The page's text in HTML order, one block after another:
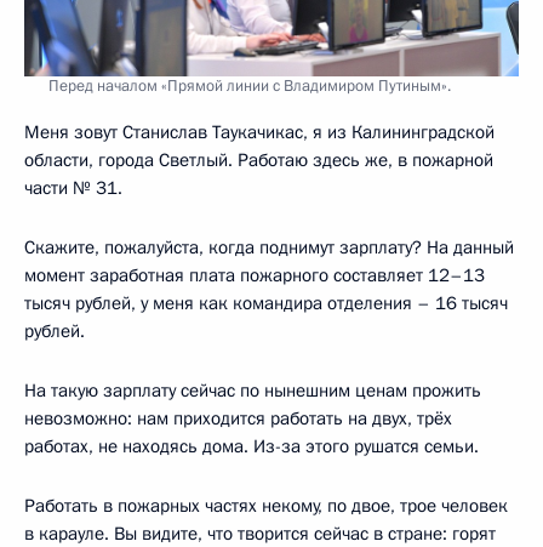
Перед началом «Прямой линии с Владимиром Путиным».
Меня зовут Станислав Таукачикас, я из Калининградской
области, города Светлый. Работаю здесь же, в пожарной
части № 31.
Скажите, пожалуйста, когда поднимут зарплату? На данный
момент заработная плата пожарного составляет 12–13
тысяч рублей, у меня как командира отделения – 16 тысяч
рублей.
На такую зарплату сейчас по нынешним ценам прожить
невозможно: нам приходится работать на двух, трёх
работах, не находясь дома. Из-за этого рушатся семьи.
Работать в пожарных частях некому, по двое, трое человек
в карауле. Вы видите, что творится сейчас в стране: горят